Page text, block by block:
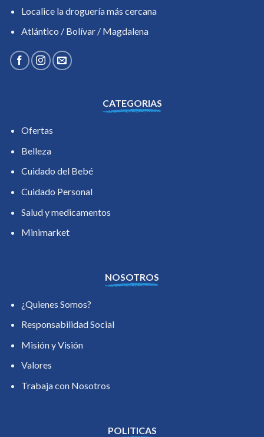
Localice la droguería más cercana
Atlántico / Bolívar / Magdalena
CATEGORIAS
Ofertas
Belleza
Cuidado del Bebé
Cuidado Personal
Salud y medicamentos
Minimarket
NOSOTROS
¿Quienes Somos?
Responsabilidad Social
Misión y Visión
Valores
Trabaja con Nosotros
POLITICAS